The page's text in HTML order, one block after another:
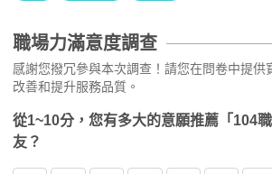
職場力滿意度調查
感謝您撥冗參與本次調查！請您在問卷中提供
改善和提升服務品質。
從1~10分，您有多大的意願推薦「104
友？